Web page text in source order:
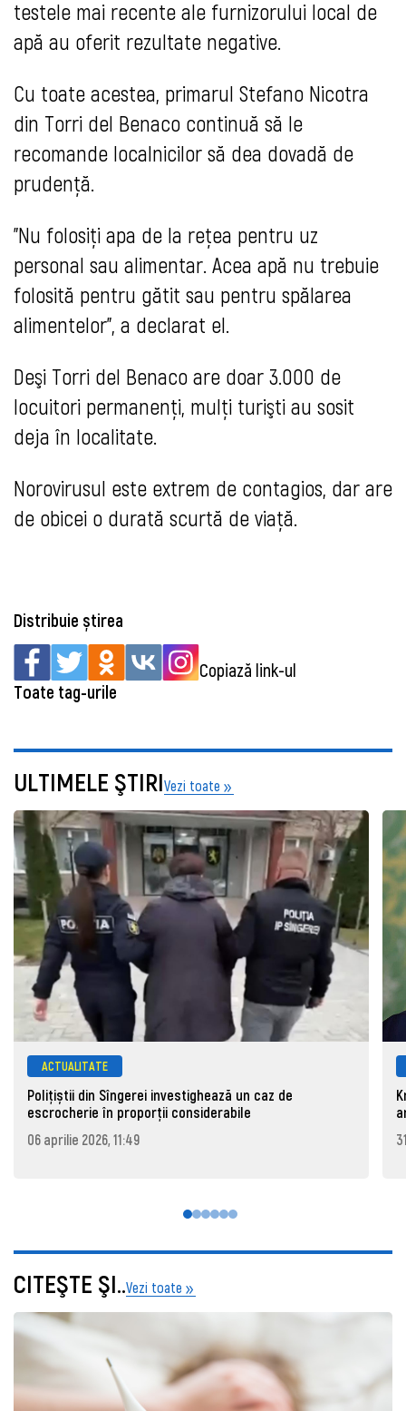
testele mai recente ale furnizorului local de
apă au oferit rezultate negative.
Cu toate acestea, primarul Stefano Nicotra
din Torri del Benaco continuă să le
recomande localnicilor să dea dovadă de
prudenţă.
"Nu folosiţi apa de la reţea pentru uz
personal sau alimentar. Acea apă nu trebuie
folosită pentru gătit sau pentru spălarea
alimentelor", a declarat el.
Deşi Torri del Benaco are doar 3.000 de
locuitori permanenţi, mulţi turişti au sosit
deja în localitate.
Norovirusul este extrem de contagios, dar are
de obicei o durată scurtă de viaţă.
Distribuie știrea
Copiază link-ul
Toate tag-urile
ULTIMELE ŞTIRIVezi toate
ACTUALITATE
Polițiștii din Sîngerei investighează un caz de
escrocherie în proporții considerabile
06 aprilie 2026, 11:49
CITEŞTE ŞI..Vezi toate